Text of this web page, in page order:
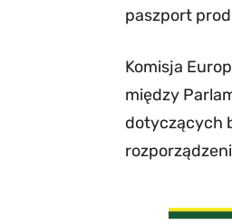
paszport
Komisja
między
dotyczących